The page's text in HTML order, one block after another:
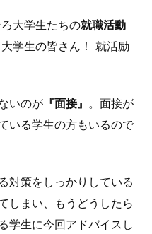
大学生たちの就職活動
学生の皆さん！ 就活励
いのが 『面接』 。面接が
いる学生の方もいるので
対策をしっかりしている
しまい、もうどうしたら
学生に今回アドバイスし